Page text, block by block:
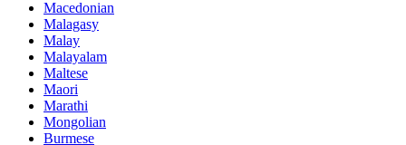
Macedonian
Malagasy
Malay
Malayalam
Maltese
Maori
Marathi
Mongolian
Burmese